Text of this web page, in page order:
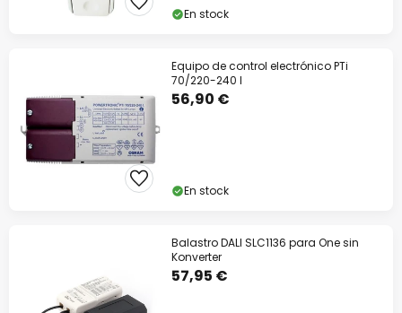
En stock
Equipo de control electrónico PTi
70/220-240 I
56,90 €
En stock
Balastro DALI SLC1136 para One sin
Konverter
57,95 €